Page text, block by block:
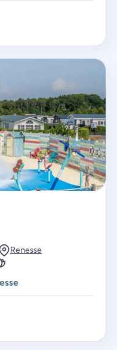
Renesse